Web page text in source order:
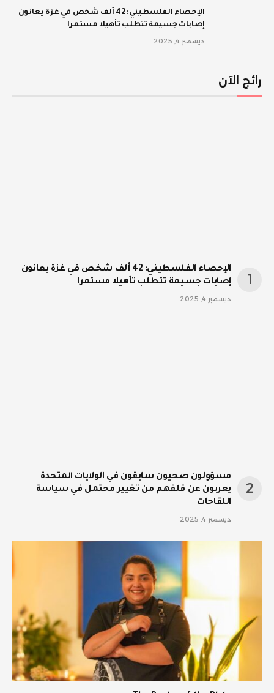
الإحصاء الفلسطيني: 42 ألف شخص في غزة يعانون
إصابات جسيمة تتطلب تأهيلا مستمرا
ديسمبر 4, 2025
رائج الآن
الإحصاء الفلسطيني: 42 ألف شخص في غزة يعانون
إصابات جسيمة تتطلب تأهيلا مستمرا
ديسمبر 4, 2025
مسؤولون صحيون سابقون في الولايات المتحدة
يعربون عن قلقهم من تغيير محتمل في سياسة
اللقاحات
ديسمبر 4, 2025